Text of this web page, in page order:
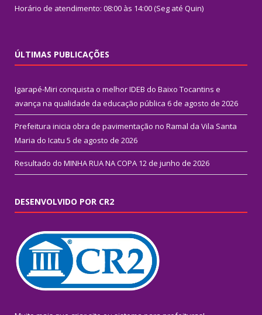
Horário de atendimento: 08:00 às 14:00 (Seg até Quin)
ÚLTIMAS PUBLICAÇÕES
Igarapé-Miri conquista o melhor IDEB do Baixo Tocantins e
avança na qualidade da educação pública 6 de agosto de 2026
Prefeitura inicia obra de pavimentação no Ramal da Vila Santa
Maria do Icatu 5 de agosto de 2026
Resultado do MINHA RUA NA COPA 12 de junho de 2026
DESENVOLVIDO POR CR2